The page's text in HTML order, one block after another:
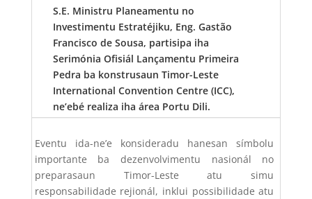
S.E. Ministru Planeamentu no
Investimentu Estratéjiku, Eng. Gastão
Francisco de Sousa, partisipa iha
Serimónia Ofisiál Lançamentu Primeira
Pedra ba konstrusaun Timor-Leste
International Convention Centre (ICC),
ne’ebé realiza iha área Portu Dili.
Eventu ida-ne’e konsideradu hanesan símbolu
importante ba dezenvolvimentu nasionál no
preparasaun Timor-Leste atu simu
responsabilidade rejionál, inklui possibilidade atu